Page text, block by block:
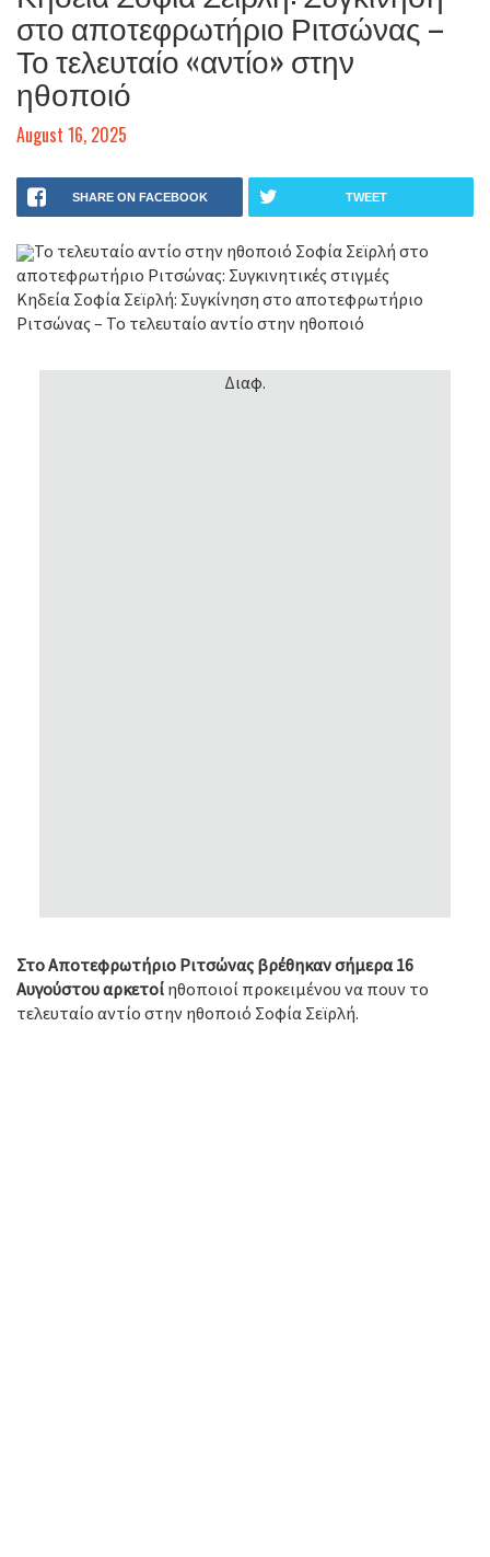
στο αποτεφρωτήριο Ριτσώνας –
Το τελευταίο «αντίο» στην
ηθοποιό
August 16, 2025
SHARE ON FACEBOOK TWEET
Το τελευταίο αντίο στην ηθοποιό Σοφία Σεϊρλή στο
αποτεφρωτήριο Ριτσώνας: Συγκινητικές στιγμές
Κηδεία Σοφία Σεϊρλή: Συγκίνηση στο αποτεφρωτήριο
Ριτσώνας – Το τελευταίο αντίο στην ηθοποιό
Διαφ.
Στο Αποτεφρωτήριο Ριτσώνας βρέθηκαν σήμερα 16
Αυγούστου αρκετοί ηθοποιοί προκειμένου να πουν το
τελευταίο αντίο στην ηθοποιό Σοφία Σεϊρλή.